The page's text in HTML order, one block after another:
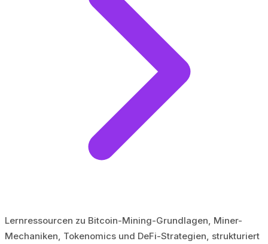
Lernressourcen zu Bitcoin-Mining-Grundlagen, Miner-
Mechaniken, Tokenomics und DeFi-Strategien, strukturiert